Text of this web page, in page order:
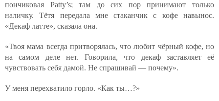
пончиковая Patty’s; там до сих пор принимают только
наличку. Тётя передала мне стаканчик с кофе навынос.
«Декаф латте», сказала она.
«Твоя мама всегда притворялась, что любит чёрный кофе, но
на самом деле нет. Говорила, что декаф заставляет её
чувствовать себя дамой. Не спрашивай — почему».
У меня перехватило горло. «Как ты…?»